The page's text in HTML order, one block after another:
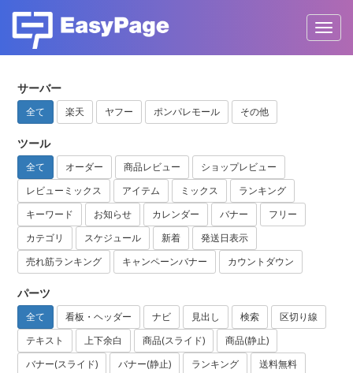
サーバー
全て 楽天 ヤフー ポンパレモール その他
ツール
全て オーダー 商品レビュー
ショップレビュー
レビューミックス
アイテム ミックス
ランキング
キーワード
お知らせ カレンダー バナー
フリー
カテゴリ
スケジュール 新着
発送日表示
売れ筋ランキング
キャンペーンバナー カウントダウン
パーツ
全て 看板・ヘッダー ナビ 見出し 検索
区切り線
テキスト
上下余白 商品(スライド)
商品(静止)
バナー(スライド)
バナー(静止) ランキング
送料無料